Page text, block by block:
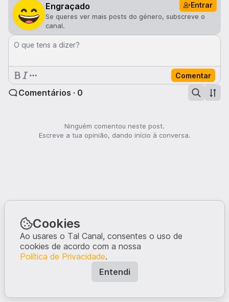
Engraçado Entrar
Se queres ver mais posts do género, subscreve o
canal.
O que tens a dizer?
Comentar
Comentários · 0
Ninguém comentou neste post.
Escreve a tua opinião, dando início à conversa.
Cookies
Ao usares o Tal Canal, consentes o uso de
cookies de acordo com a nossa
Política de Privacidade.
Entendi